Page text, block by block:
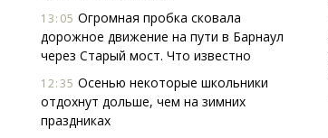
13:05 Огромная пробка сковала
дорожное движение на пути в Барнаул
через Старый мост. Что известно
12:35 Осенью некоторые школьники
отдохнут дольше, чем на зимних
праздниках